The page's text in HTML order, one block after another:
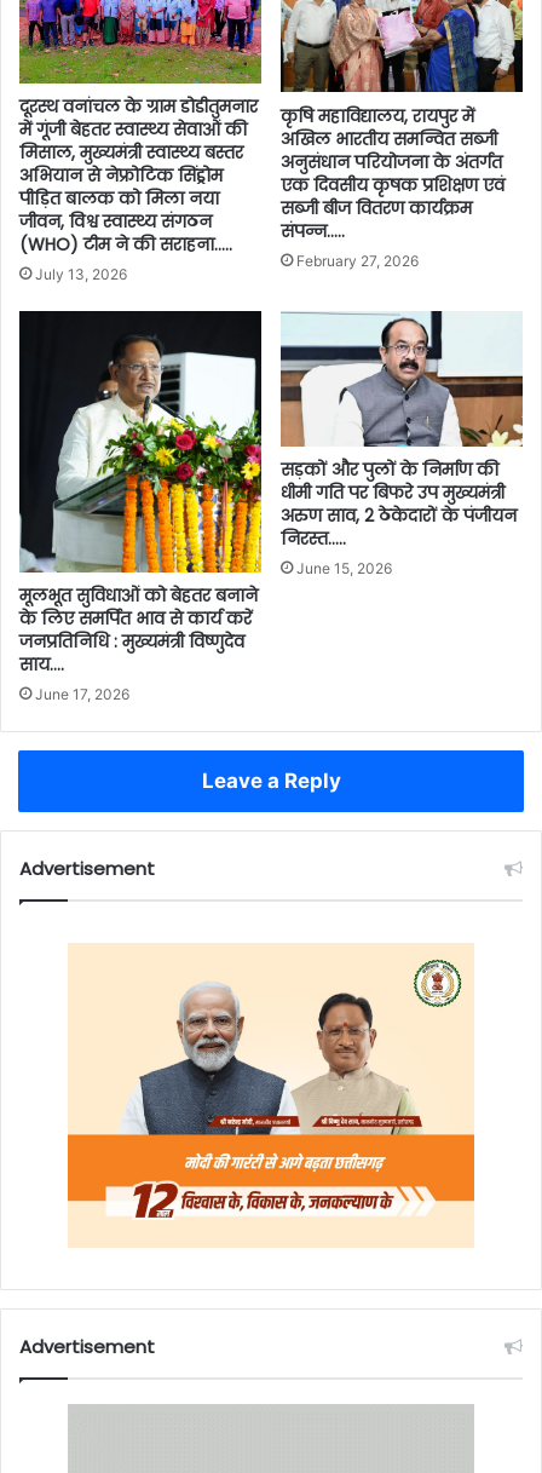
दूरस्थ वनांचल के ग्राम डोडीतुमनार
में गूंजी बेहतर स्वास्थ्य सेवाओं की
मिसाल, मुख्यमंत्री स्वास्थ्य बस्तर
अभियान से नेफ्रोटिक सिंड्रोम
पीड़ित बालक को मिला नया
जीवन, विश्व स्वास्थ्य संगठन
(WHO) टीम ने की सराहना…..
July 13, 2026
कृषि महाविद्यालय, रायपुर में
अखिल भारतीय समन्वित सब्जी
अनुसंधान परियोजना के अंतर्गत
एक दिवसीय कृषक प्रशिक्षण एवं
सब्जी बीज वितरण कार्यक्रम
संपन्न…..
February 27, 2026
मूलभूत सुविधाओं को बेहतर बनाने
के लिए समर्पित भाव से कार्य करें
जनप्रतिनिधि : मुख्यमंत्री विष्णुदेव
साय….
June 17, 2026
सड़कों और पुलों के निर्माण की
धीमी गति पर बिफरे उप मुख्यमंत्री
अरुण साव, 2 ठेकेदारों के पंजीयन
निरस्त…..
June 15, 2026
Leave a Reply
Advertisement
Advertisement